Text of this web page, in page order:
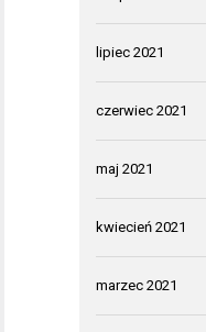
lipiec 2021
czerwiec 2021
maj 2021
kwiecień 2021
marzec 2021